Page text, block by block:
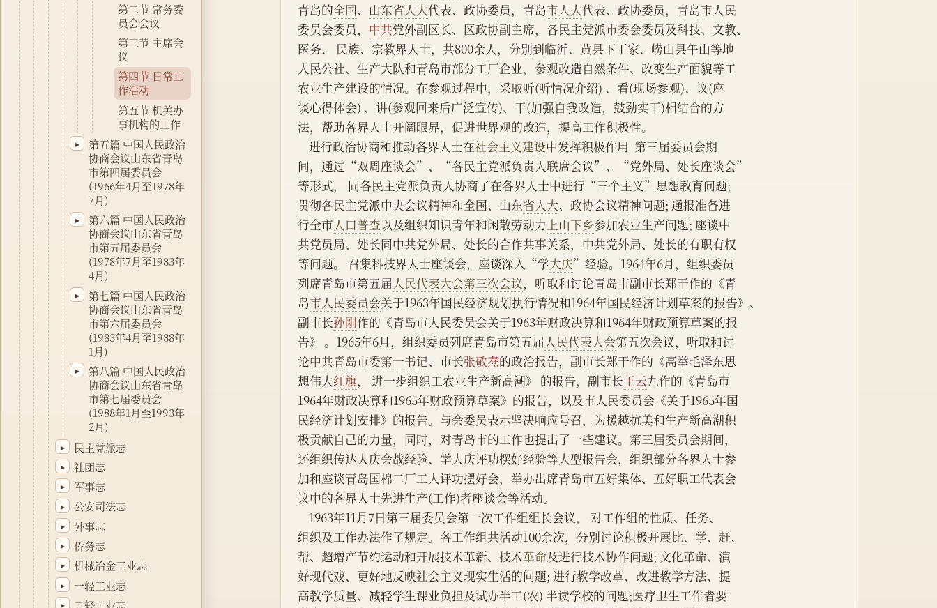
第二节 常务委
员会会议
第三节 主席会
议
第四节 日常工
作活动
第五节 机关办
事机构的工作
▸
第五篇 中国人民政治
协商会议山东省青岛
市第四届委员会
(1966年4月至1978年
7月)
▸
第六篇 中国人民政治
协商会议山东省青岛
市第五届委员会
(1978年7月至1983年
4月)
▸
第七篇 中国人民政治
协商会议山东省青岛
市第六届委员会
(1983年4月至1988年
1月)
▸
第八篇 中国人民政治
协商会议山东省青岛
市第七届委员会
(1988年1月至1993年
2月)
▸ 民主党派志
▸ 社团志
▸ 军事志
▸ 公安司法志
▸ 外事志
▸ 侨务志
▸ 机械冶金工业志
▸ 一轻工业志
▸ 二轻工业志
青岛的全国、 山东省人大代表、政协委员，青岛市人大代表、政协委员，青岛市人民
委员会委员， 中共党外副区长、区政协副主席，各民主党派市委会委员及科技、文教、
医务、 民族、宗教界人士，共800余人，分别到临沂、黄县下丁家、崂山县午山等地
人民公社、生产大队和青岛市部分工厂企业，参观改造自然条件、改变生产面貌等工
农业生产建设的情况。在参观过程中，采取听(听情况介绍) 、看(现场参观)、议(座
谈心得体会) 、讲(参观回来后广泛宣传)、干(加强自我改造，鼓劲实干)相结合的方
法，帮助各界人士开阔眼界，促进世界观的改造，提高工作积极性。
    进行政治协商和推动各界人士在
社会主义建设中发挥积极作用  第三届委员会期
间，通过“双周座谈会”、“各民主党派负责人联席会议”、“党外局、处长座谈会”
等形式， 同各民主党派负责人协商了在各界人士中进行“三个主义”思想教育问题;
贯彻各民主党派中央会议精神和全国、山东省人大、政协会议精神问题; 通报准备进
行全市人口普查以及组织知识青年和闲散劳动力 上山下乡参加农业生产问题; 座谈中
共党员局、处长同中共党外局、处长的合作共事关系，中共党外局、处长的有职有权
等问题。 召集科技界人士座谈会，座谈深入“学大庆”经验。1964年6月，组织委员
列席青岛市第五届人民代表大会第三次会议，听取和讨论青岛市副市长郑干作的《青
岛市人民委员会关于1963年国民经济规划执行情况和1964年国民经济计划草案的报告》、
副市长孙刚作的《青岛市人民委员会关于1963年财政决算和1964年财政预算草案的报
告》 。1965年6月，组织委员列席青岛市第五届人民代表大会第五次会议，听取和讨
论中共青岛市委第一书记、市长张敬焘的政治报告，副市长郑干作的《高举毛泽东思
想伟大红旗， 进一步组织工农业生产新高潮》 的报告，副市长王云九作的《青岛市
1964年财政决算和1965年财政预算草案》的报告，以及市人民委员会《关于1965年国
民经济计划安排》的报告。与会委员表示坚决响应号召，为援越抗美和生产新高潮积
极贡献自己的力量，同时，对青岛市的工作也提出了一些建议。第三届委员会期间，
还组织传达大庆会战经验、学大庆评功摆好经验等大型报告会，组织部分各界人士参
加和座谈青岛国棉二厂工人评功摆好会，举办出席青岛市五好集体、五好职工代表会
议中的各界人士先进生产(工作)者座谈会等活动。
    1963年11月7日第三届委员会第一次工作组组长会议， 对工作组的性质、任务、
组织及工作办法作了规定。各工作组共活动100余次，分别讨论积极开展比、学、赶、
帮、超增产节约运动和开展技术革新、技术革命及进行技术协作问题; 文化革命、演
好现代戏、更好地反映社会主义现实生活的问题; 进行教学改革、改进教学方法、提
高教学质量、减轻学生课业负担及试办半工(农) 半读学校的问题;医疗卫生工作者要